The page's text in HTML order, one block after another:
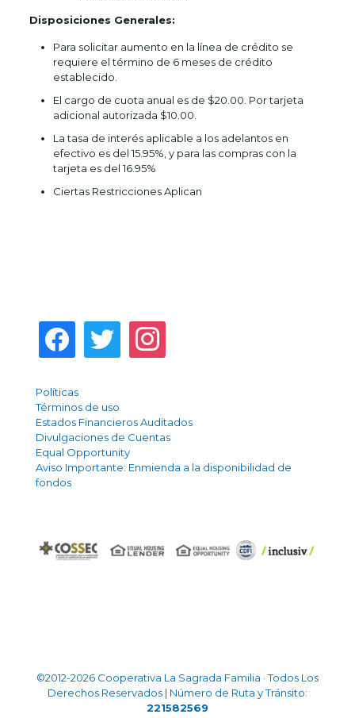
Disposiciones Generales:
Para solicitar aumento en la línea de crédito se
requiere el término de 6 meses de crédito
establecido.
El cargo de cuota anual es de $20.00. Por tarjeta
adicional autorizada $10.00.
La tasa de interés aplicable a los adelantos en
efectivo es del 15.95%, y para las compras con la
tarjeta es del 16.95%
Ciertas Restricciones Aplican
facebook twitter instagram
Políticas
Términos de uso
Estados Financieros Auditados
Divulgaciones de Cuentas
Equal Opportunity
Aviso Importante: Enmienda a la disponibilidad de
fondos
©2012-2026 Cooperativa La Sagrada Familia · Todos Los
Derechos Reservados | Número de Ruta y Tránsito:
221582569